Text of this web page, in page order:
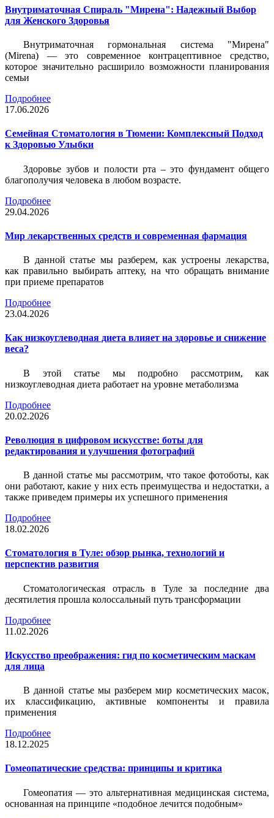
Внутриматочная Спираль "Мирена": Надежный Выбор
для Женского Здоровья
Внутриматочная гормональная система "Мирена"
(Mirena) — это современное контрацептивное средство,
которое значительно расширило возможности планирования
семьи
Подробнее
17.06.2026
Семейная Стоматология в Тюмени: Комплексный Подход
к Здоровью Улыбки
Здоровье зубов и полости рта – это фундамент общего
благополучия человека в любом возрасте.
Подробнее
29.04.2026
Мир лекарственных средств и современная фармация
В данной статье мы разберем, как устроены лекарства,
как правильно выбирать аптеку, на что обращать внимание
при приеме препаратов
Подробнее
23.04.2026
Как низкоуглеводная диета влияет на здоровье и снижение
веса?
В этой статье мы подробно рассмотрим, как
низкоуглеводная диета работает на уровне метаболизма
Подробнее
20.02.2026
Революция в цифровом искусстве: боты для
редактирования и улучшения фотографий
В данной статье мы рассмотрим, что такое фотоботы, как
они работают, какие у них есть преимущества и недостатки, а
также приведем примеры их успешного применения
Подробнее
18.02.2026
Стоматология в Туле: обзор рынка, технологий и
перспектив развития
Стоматологическая отрасль в Туле за последние два
десятилетия прошла колоссальный путь трансформации
Подробнее
11.02.2026
Искусство преображения: гид по косметическим маскам
для лица
В данной статье мы разберем мир косметических масок,
их классификацию, активные компоненты и правила
применения
Подробнее
18.12.2025
Гомеопатические средства: принципы и критика
Гомеопатия — это альтернативная медицинская система,
основанная на принципе «подобное лечится подобным»